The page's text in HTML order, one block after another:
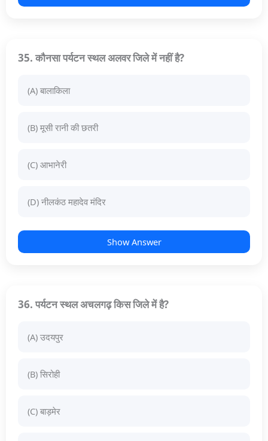
35. कौनसा पर्यटन स्थल अलवर जिले में नहीं है?
(A) बालाकिला
(B) मूसी रानी की छतरी
(C) आभानेरी
(D) नीलकंठ महादेव मंदिर
Show Answer
36. पर्यटन स्थल अचलगढ़ किस जिले में है?
(A) उदयपुर
(B) सिरोही
(C) बाड़मेर